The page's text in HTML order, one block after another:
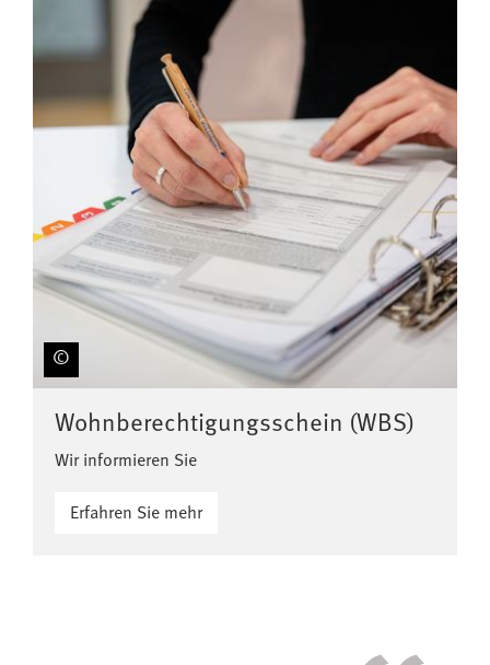
Wohnberechtigungsschein (WBS)
Wir informieren Sie
Erfahren Sie mehr